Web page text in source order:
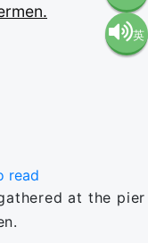
語（米
英
read
at the pier